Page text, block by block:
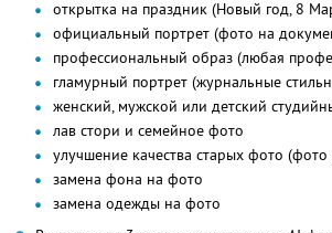
открытка на праздник (Новый год, 8
официальный портрет (фото на
профессиональный образ (любая
гламурный портрет (журнальные
женский, мужской или детский
лав стори и семейное фото
улучшение качества старых фото
замена фона на фото
замена одежды на фото